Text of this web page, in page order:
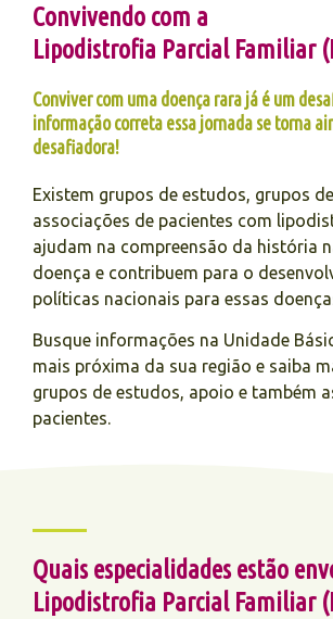
Convivendo com a
Lipodistrofia Parcial Familiar
Conviver com uma doença rara já é um
informação correta essa jornada se torna
desafiadora!
Existem grupos de estudos, grupos
associações de pacientes com
ajudam na compreensão da história
doença e contribuem para o
políticas nacionais para essas
Busque informações na Unidade
mais próxima da sua região e saiba
grupos de estudos, apoio e também
pacientes.
Quais especialidades estão
Lipodistrofia Parcial Familiar